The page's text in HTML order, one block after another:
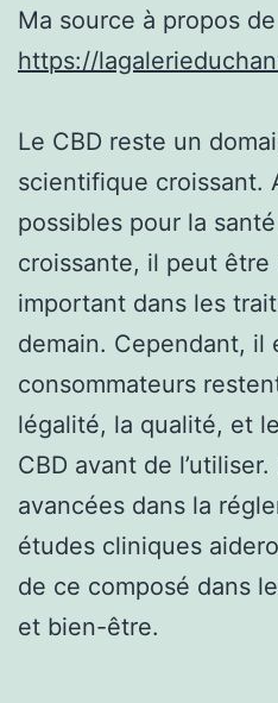
Ma source à propos de
https://
Le CBD reste un
scientifique croissant.
possibles pour la
croissante, il peut être
important dans les
demain. Cependant, il
consommateurs
légalité, la qualité, et
CBD avant de
avancées dans la
études cliniques
de ce composé dans
et bien-être.